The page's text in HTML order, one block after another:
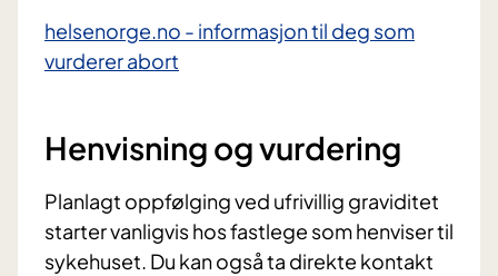
helsenorge.no - informasjon til deg som
vurderer abort
Henvisning og vurdering
Planlagt oppfølging ved ufrivillig graviditet
starter vanligvis hos fastlege som henviser til
sykehuset. Du kan også ta direkte kontakt